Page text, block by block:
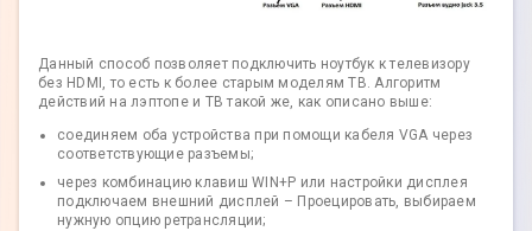
Данный способ позволяет подключить ноутбук к телевизору
без HDMI, то есть к более старым моделям ТВ. Алгоритм
действий на лэптопе и ТВ такой же, как описано выше:
соединяем оба устройства при помощи кабеля VGA через
соответствующие разъемы;
через комбинацию клавиш WIN+P или настройки дисплея
подключаем внешний дисплей – Проецировать, выбираем
нужную опцию ретрансляции;